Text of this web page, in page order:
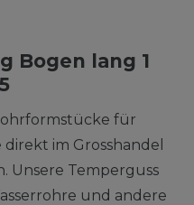
Bogen lang 1
für
im Grosshandel
Unsere Temperguss
und andere